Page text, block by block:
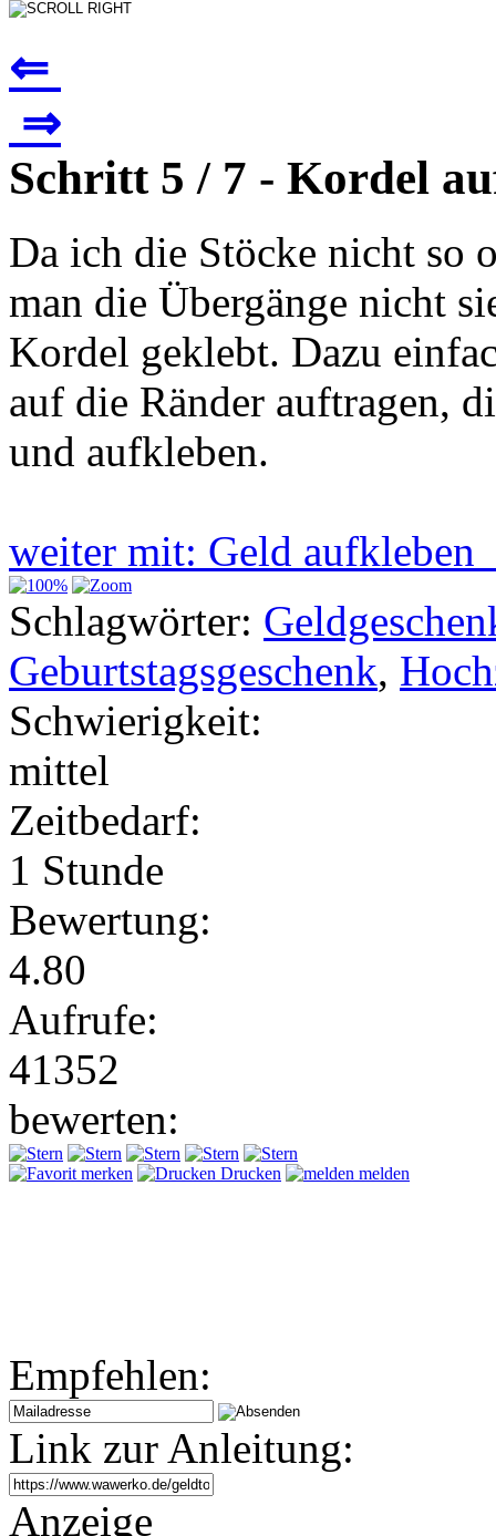
⇐
⇒
Schritt 5 / 7 - Kordel
Da ich die Stöcke nicht so
man die Übergänge nicht
Kordel geklebt. Dazu
auf die Ränder auftragen,
und aufkleben.
weiter mit: Geld
Schlagwörter:
Geburtstagsgeschenk,
Schwierigkeit:
mittel
Zeitbedarf:
1 Stunde
Bewertung:
4.80
Aufrufe:
41352
bewerten:
merken Drucken melden
Empfehlen:
Link zur Anleitung:
Anzeige